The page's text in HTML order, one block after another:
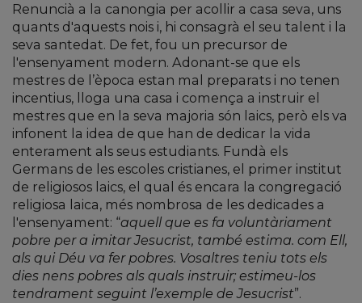
Renuncià a la canongia per acollir a casa seva, uns
quants d'aquests nois i, hi consagrà el seu talent i la
seva santedat. De fet, fou un precursor de
l'ensenyament modern. Adonant-se que els
mestres de l’època estan mal preparats i no tenen
incentius, lloga una casa i comença a instruir el
mestres que en la seva majoria són laics, però els va
infonent la idea de que han de dedicar la vida
enterament als seus estudiants. Fundà els
Germans de les escoles cristianes, el primer institut
de religiosos laics, el qual és encara la congregació
religiosa laica, més nombrosa de les dedicades a
l'ensenyament: “aquell que es fa voluntàriament
pobre per a imitar Jesucrist, també estima. com Ell,
als qui Déu va fer pobres. Vosaltres teniu tots els
dies nens pobres als quals instruir; estimeu-los
tendrament seguint l’exemple de Jesucrist”.